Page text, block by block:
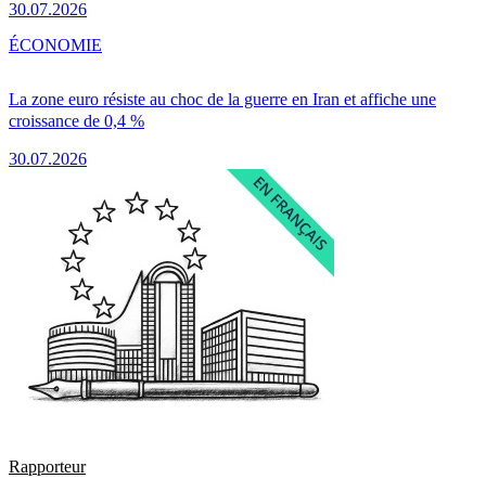
30.07.2026
La zone euro résiste au choc de la guerre en Iran et affiche une
croissance de 0,4 %
30.07.2026
ÉCONOMIE
Rapporteur